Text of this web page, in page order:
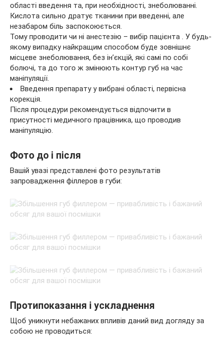
області введення та, при необхідності, знеболюванні.
Кислота сильно дратує тканини при введенні, але
незабаром біль заспокоюється.
Тому проводити чи ні анестезію – вибір пацієнта . У будь-
якому випадку найкращим способом буде зовнішнє
місцеве знеболювання, без ін’єкцій, які самі по собі
болючі, та до того ж змінюють контур губ на час
маніпуляції.
Введення препарату у вибрані області, первісна
корекція.
Після процедури рекомендується відпочити в
присутності медичного працівника, що проводив
маніпуляцію.
Фото до і після
Вашій увазі представлені фото результатів
запровадження філлеров в губи:
Протипоказання і ускладнення
Щоб уникнути небажаних впливів даний вид догляду за
собою не проводиться: